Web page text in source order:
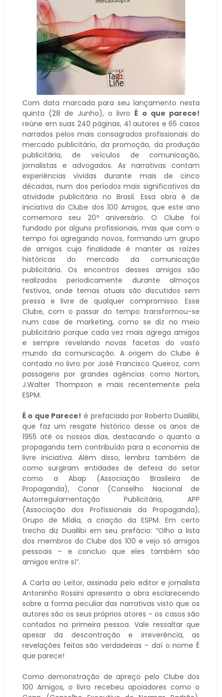
Com data marcada para seu lançamento nesta
quinta (28 de Junho), o livro É o que parece!
reúne em suas 240 páginas, 41 autores e 65 casos
narrados pelos mais consagrados profissionais do
mercado publicitário, da promoção, da produção
publicitária, de veículos de comunicação,
jornalistas e advogados. As narrativas contam
experiências vividas durante mais de cinco
décadas, num dos períodos mais significativos da
atividade publicitária no Brasil. Essa obra é de
iniciativa do Clube dos 100 Amigos, que este ano
comemora seu 20º aniversário. O Clube foi
fundado por alguns profissionais, mas que com o
tempo foi agregando novos, formando um grupo
de amigos cuja finalidade é manter as raízes
históricas do mercado da comunicação
publicitária. Os encontros desses amigos são
realizados periodicamente durante almoços
festivos, onde temas atuais são discutidos sem
pressa e livre de qualquer compromisso. Esse
Clube, com o passar do tempo transformou-se
num case de marketing, como se diz no meio
publicitário porque cada vez mais agrega amigos
e sempre revelando novas facetas do vasto
mundo da comunicação. A origem do Clube é
contada no livro por José Francisco Queiroz, com
passagens por grandes agências como Norton,
J.Walter Thompson e mais recentemente pela
ESPM.
É o que Parece! é prefaciado por Roberto Duailibi,
que faz um resgate histórico desse os anos de
1955 até os nossos dias, destacando o quanto a
propaganda tem contribuído para a economia de
livre iniciativa. Além disso, lembra também de
como surgiram entidades de defesa do setor
como a Abap (Associação Brasileira de
Propaganda), Conar (Conselho Nacional de
Autorregulamentação Publicitária, APP
(Associação dos Profissionais da Propaganda),
Grupo de Mídia, a criação da ESPM. Em certo
trecho diz Duailibi em seu prefácio: “Olho a lista
dos membros do Clube dos 100 e vejo só amigos
pessoais – e concluo que eles também são
amigos entre sí”.
A Carta ao Leitor, assinada pelo editor e jornalista
Antoninho Rossini apresenta a obra esclarecendo
sobre a forma peculiar das narrativas visto que os
autores são os seus próprios atores – os casos são
contados na primeira pessoa. Vale ressaltar que
apesar da descontração e irreverência, as
revelações feitas são verdadeiras – daí o nome É
que parece!
Como demonstração de apreço pelo Clube dos
100 Amigos, o livro recebeu apoiadores como o